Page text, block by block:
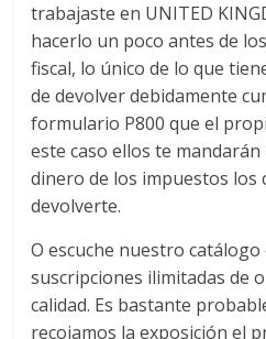
trabajaste en UNITED
hacerlo un poco antes de
fiscal, lo único de lo que
de devolver debidamente
formulario P800 que el
este caso ellos te
dinero de los impuestos los
devolverte.
O escuche nuestro
suscripciones ilimitadas de
calidad. Es bastante
recojamos la exposición el